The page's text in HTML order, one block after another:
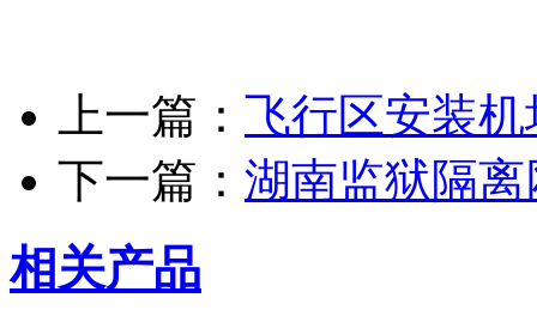
上一篇： 飞行区安装
下一篇： 湖南监狱隔
相关产品